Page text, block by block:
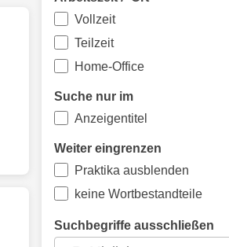
Vollzeit
Teilzeit
Home-Office
Suche nur im
Anzeigentitel
Weiter eingrenzen
Praktika ausblenden
keine Wortbestandteile
Suchbegriffe ausschließen